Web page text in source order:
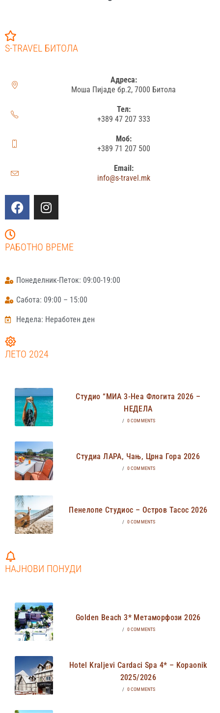
S-TRAVEL БИТОЛА
Адреса:
Моша Пијаде бр.2, 7000 Битола
Тел:
+389 47 207 333
Моб:
+389 71 207 500
Email:
info@s-travel.mk
РАБОТНО ВРЕМЕ
Понеделник-Петок: 09:00-19:00
Сабота: 09:00 – 15:00
Недела: Неработен ден
ЛЕТО 2024
Студио “МИА 3-Неа Флогита 2026 –
НЕДЕЛА
/ 0 COMMENTS
Студиа ЛАРА, Чањ, Црна Гора 2026
/ 0 COMMENTS
Пенелопе Студиос – Остров Тасос 2026
/ 0 COMMENTS
НАЈНОВИ ПОНУДИ
Golden Beach 3* Метаморфози 2026
/ 0 COMMENTS
Hotel Kraljevi Cardaci Spa 4* – Kopaonik
2025/2026
/ 0 COMMENTS